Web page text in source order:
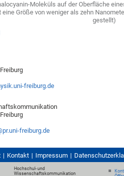
Moleküls auf der Oberfläche
Größe von weniger als zehn
gestellt)
freiburg.de
freiburg.de
Kontakt Impressum
Hochschul- und
Wissenschaftskommunikation